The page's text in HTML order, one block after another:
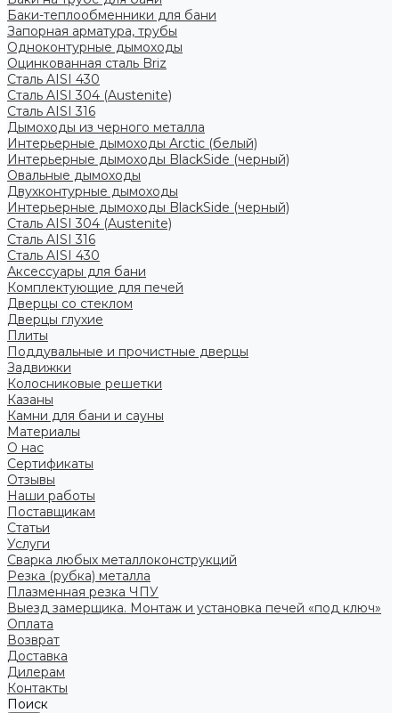
Баки-теплообменники для бани
Запорная арматура, трубы
Одноконтурные дымоходы
Оцинкованная сталь Briz
Сталь AISI 430
Сталь AISI 304 (Austenite)
Сталь AISI 316
Дымоходы из черного металла
Интерьерные дымоходы Arctic (белый)
Интерьерные дымоходы BlackSide (черный)
Овальные дымоходы
Двухконтурные дымоходы
Интерьерные дымоходы BlackSide (черный)
Сталь AISI 304 (Austenite)
Сталь AISI 316
Сталь AISI 430
Аксессуары для бани
Комплектующие для печей
Дверцы со стеклом
Дверцы глухие
Плиты
Поддувальные и прочистные дверцы
Задвижки
Колосниковые решетки
Казаны
Камни для бани и сауны
Материалы
О нас
Сертификаты
Отзывы
Наши работы
Поставщикам
Статьи
Услуги
Сварка любых металлоконструкций
Резка (рубка) металла
Плазменная резка ЧПУ
Выезд замерщика. Монтаж и установка печей «под ключ»
Оплата
Возврат
Доставка
Дилерам
Контакты
Поиск